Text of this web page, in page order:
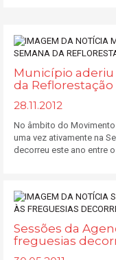
Município aderiu
da Reflorestação
28.11.2012
No âmbito do
uma vez ativamente na
decorreu este ano entre
Sessões da
freguesias